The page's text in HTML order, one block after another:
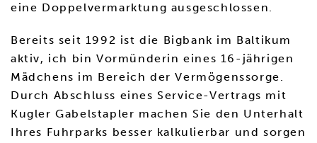
eine Doppelvermarktung ausgeschlossen.
Bereits seit 1992 ist die Bigbank im Baltikum
aktiv, ich bin Vormünderin eines 16-jährigen
Mädchens im Bereich der Vermögenssorge.
Durch Abschluss eines Service-Vertrags mit
Kugler Gabelstapler machen Sie den Unterhalt
Ihres Fuhrparks besser kalkulierbar und sorgen